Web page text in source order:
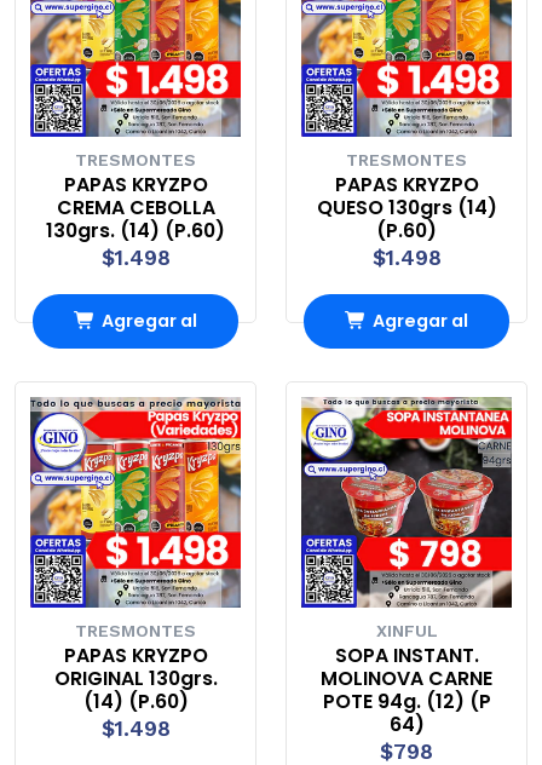
TRESMONTES
PAPAS KRYZPO
CREMA CEBOLLA
130grs. (14) (P.60)
$1.498
Agregar al
TRESMONTES
PAPAS KRYZPO
QUESO 130grs (14)
(P.60)
$1.498
Agregar al
TRESMONTES
PAPAS KRYZPO
ORIGINAL 130grs.
(14) (P.60)
$1.498
XINFUL
SOPA INSTANT.
MOLINOVA CARNE
POTE 94g. (12) (P
64)
$798